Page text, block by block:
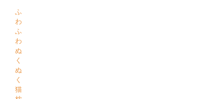
ふ
わ
ふ
わ
ぬ
く
ぬ
く
猫